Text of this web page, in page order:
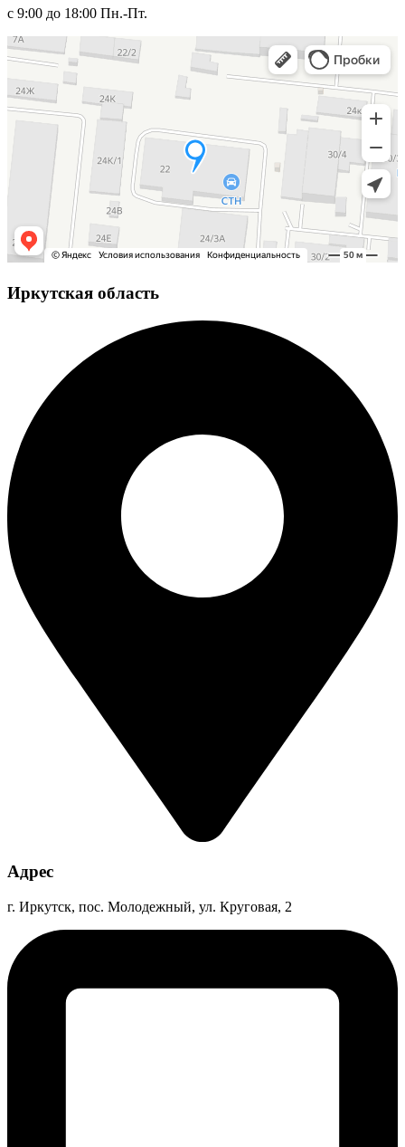
с 9:00 до 18:00 Пн.-Пт.
Иркутская область
Адрес
г. Иркутск, пос. Молодежный, ул. Круговая, 2